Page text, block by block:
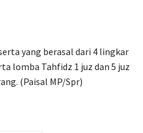
yang berasal dari 4 lingkar
lomba Tahfidz 1 juz dan 5 juz
(Paisal MP/Spr)